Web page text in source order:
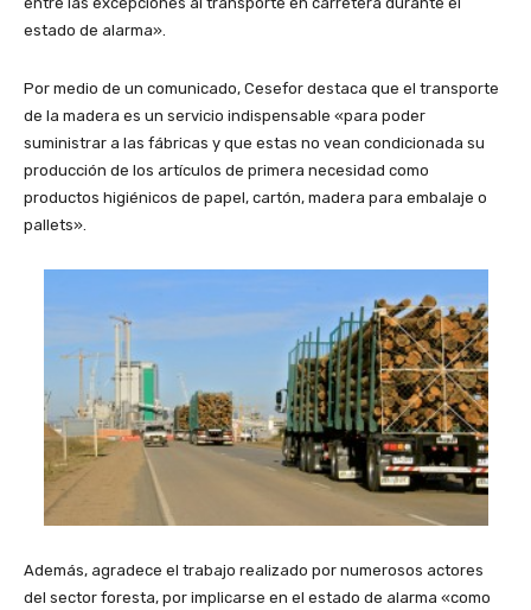
estado de alarma».
Por medio de un comunicado, Cesefor destaca que el transporte
de la madera es un servicio indispensable «para poder
suministrar a las fábricas y que estas no vean condicionada su
producción de los artículos de primera necesidad como
productos higiénicos de papel, cartón, madera para embalaje o
pallets».
Además, agradece el trabajo realizado por numerosos actores
del sector foresta, por implicarse en el estado de alarma «como